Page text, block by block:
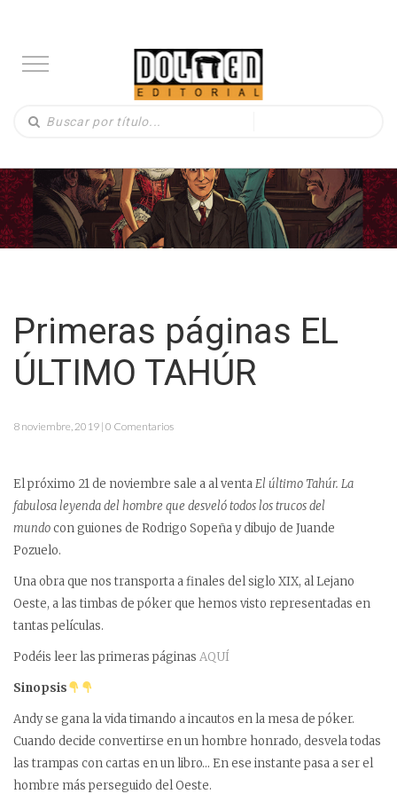
Primeras páginas EL
ÚLTIMO TAHÚR
8 noviembre, 2019 | 0 Comentarios
El próximo 21 de noviembre sale a al ventaEl último Tahúr. La
fabulosa leyenda del hombre que desveló todos los trucos del
mundocon guiones de Rodrigo Sopeña y dibujo de Juande
Pozuelo.
Una obra que nos transporta a finales del siglo XIX, al Lejano
Oeste, a las timbas de póker que hemos visto representadas en
tantas películas.
Podéis leer las primeras páginas AQUÍ
Sinopsis
Andy se gana la vida timando a incautos en la mesa de póker.
Cuando decide convertirse en un hombre honrado, desvela todas
las trampas con cartas en un libro… En ese instante pasa a ser el
hombre más perseguido del Oeste.